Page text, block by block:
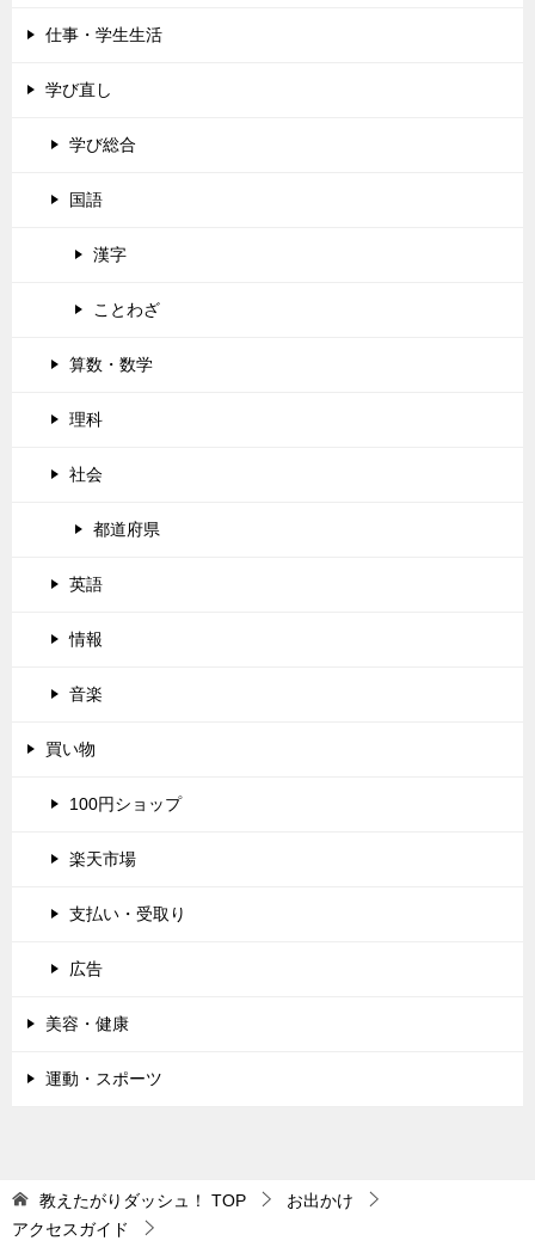
仕事・学生生活
学び直し
学び総合
国語
漢字
ことわざ
算数・数学
理科
社会
都道府県
英語
情報
音楽
買い物
100円ショップ
楽天市場
支払い・受取り
広告
美容・健康
運動・スポーツ
教えたがりダッシュ！ TOP
お出かけ
アクセスガイド